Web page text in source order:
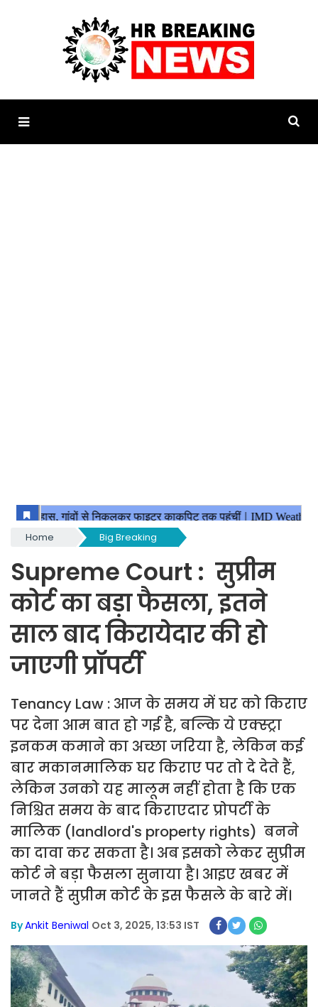
Home Big Breaking
Supreme Court : सुप्रीम
कोर्ट का बड़ा फैसला, इतने
साल बाद किरायेदार की हो
जाएगी प्रॉपर्टी
Tenancy Law : आज के समय में घर को किराए
पर देना आम बात हो गई है, बल्कि ये एक्स्ट्रा
इनकम कमाने का अच्छा जरिया है, लेकिन कई
बार मकानमालिक घर किराए पर तो दे देते हैं,
लेकिन उनको यह मालूम नहीं होता है कि एक
निश्चित समय के बाद किराएदार प्रोपर्टी के
मालिक (landlord's property rights) बनने
का दावा कर सकता है। अब इसको लेकर सुप्रीम
कोर्ट ने बड़ा फैसला सुनाया है। आइए खबर में
जानते हैं सुप्रीम कोर्ट के इस फैसले के बारे में।
ByAnkit Beniwal Oct 3, 2025, 13:53 IST